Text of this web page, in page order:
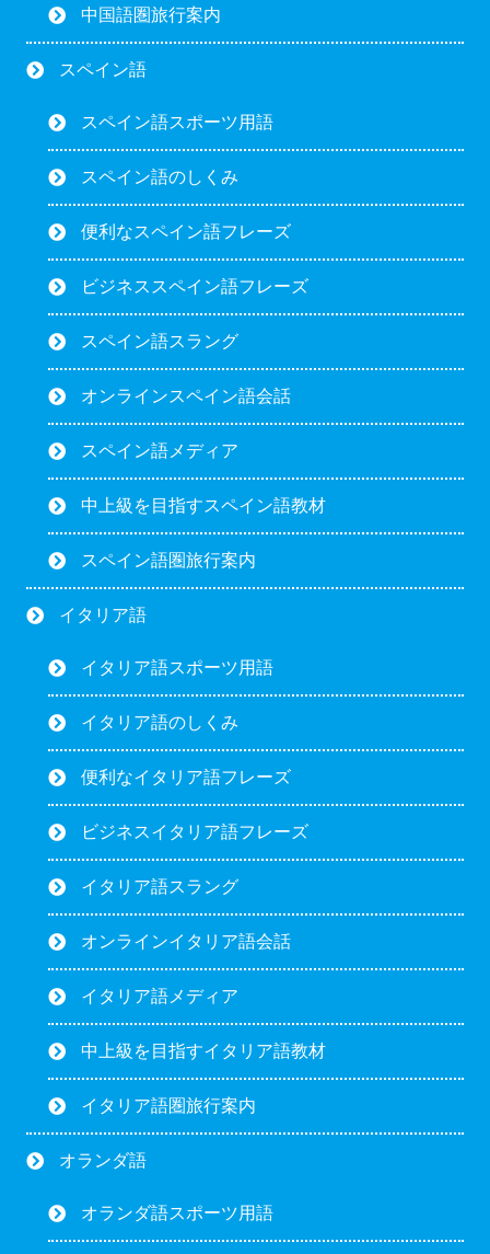
中国語圏旅行案内
スペイン語
スペイン語スポーツ用語
スペイン語のしくみ
便利なスペイン語フレーズ
ビジネススペイン語フレーズ
スペイン語スラング
オンラインスペイン語会話
スペイン語メディア
中上級を目指すスペイン語教材
スペイン語圏旅行案内
イタリア語
イタリア語スポーツ用語
イタリア語のしくみ
便利なイタリア語フレーズ
ビジネスイタリア語フレーズ
イタリア語スラング
オンラインイタリア語会話
イタリア語メディア
中上級を目指すイタリア語教材
イタリア語圏旅行案内
オランダ語
オランダ語スポーツ用語